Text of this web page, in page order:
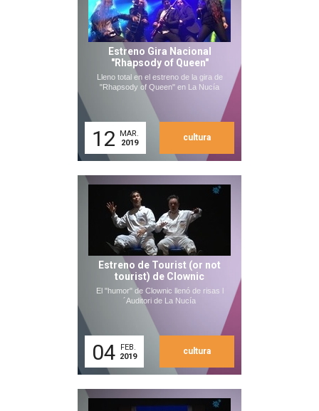
Estreno Gira Nacional
"Rhapsody of Queen"
Lleno total en el estreno de la gira de
"Rhapsody of Queen" en La Nucía
12
MAR.
2019
cultura
Estreno de Tourist (or not
tourist) de Clownic
El "humor" de Clownic llenó de risas l
´Auditori de La Nucía
04
FEB.
2019
cultura